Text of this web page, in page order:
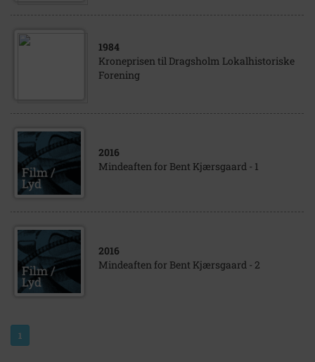
1984
Kroneprisen til Dragsholm Lokalhistoriske
Forening
2016
Mindeaften for Bent Kjærsgaard - 1
2016
Mindeaften for Bent Kjærsgaard - 2
1